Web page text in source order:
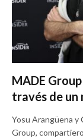
MADE
través de
Yosu Arangüena y
Group,